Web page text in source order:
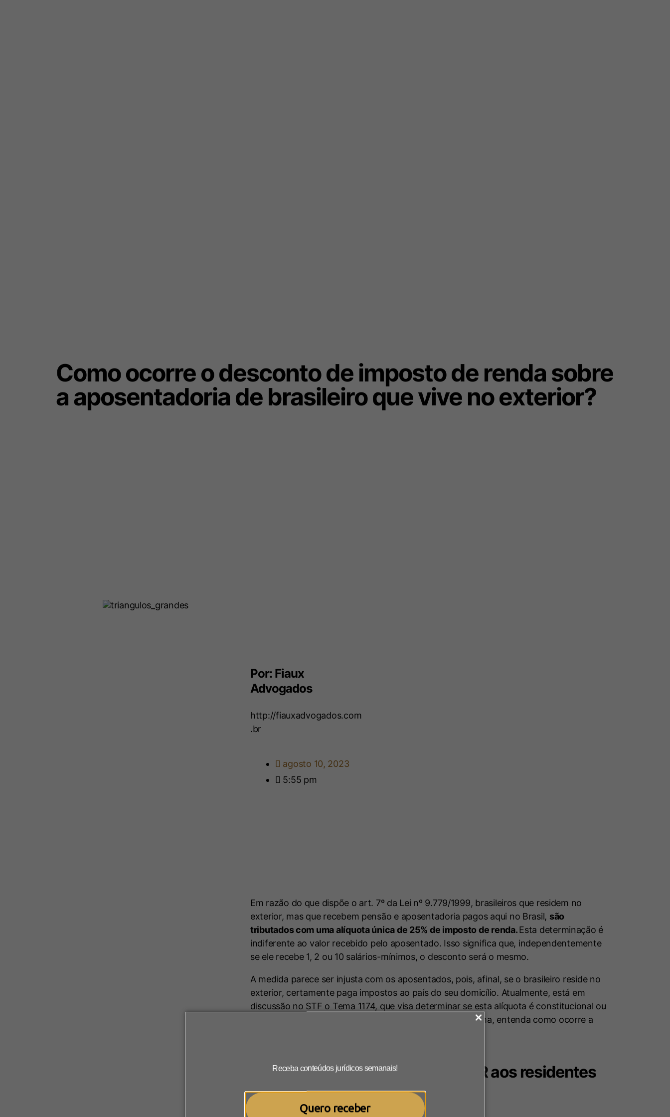
Receba conteúdos jurídicos semanais!
Quero receber
Como ocorre o desconto de imposto de renda sobre
a aposentadoria de brasileiro que vive no exterior?
Por: Fiaux
Advogados
http://fiauxadvogados.com
.br
agosto 10, 2023
5:55 pm
Em razão do que dispõe o art. 7º da Lei nº 9.779/1999, brasileiros que residem no
exterior, mas que recebem pensão e aposentadoria pagos aqui no Brasil, são
tributados com uma alíquota única de 25% de imposto de renda.Esta determinação é
indiferente ao valor recebido pelo aposentado. Isso significa que, independentemente
se ele recebe 1, 2 ou 10 salários-mínimos, o desconto será o mesmo.
A medida parece ser injusta com os aposentados, pois, afinal, se o brasileiro reside no
exterior, certamente paga impostos ao país do seu domicílio. Atualmente, está em
discussão no STF o Tema 1174, que visa determinar se esta alíquota é constitucional ou
não. Mas, enquanto não há uma decisão final sobre o tema, entenda como ocorre a
Como funciona a tributação do IR aos residentes
no exterior?